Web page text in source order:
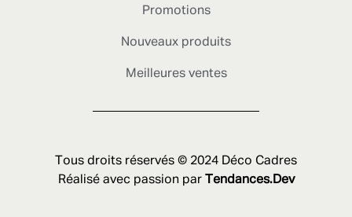
Promotions
Nouveaux produits
Meilleures ventes
Tous droits réservés © 2024 Déco Cadres
Réalisé avec passion par Tendances.Dev